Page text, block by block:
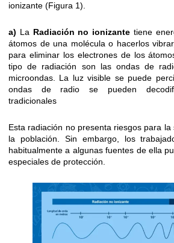
ionizante (Figura 1).
a) La Radiación no ionizante tiene
átomos de una molécula o hacerlos
para eliminar los electrones de los
tipo de radiación son las ondas de
microondas. La luz visible se puede
ondas de radio se pueden
tradicionales
Esta radiación no presenta riesgos para
la población. Sin embargo, los
habitualmente a algunas fuentes de ella
especiales de protección.